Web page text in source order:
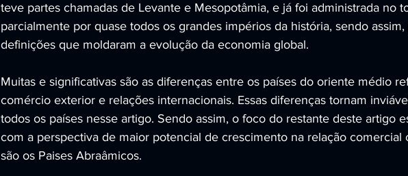
teve partes chamadas de Levante e Mesopotâmia, e já foi administrada no
parcialmente por quase todos os grandes impérios da história, sendo
definições que moldaram a evolução da economia global.
Muitas e significativas são as diferenças entre os países do oriente médio
comércio exterior e relações internacionais. Essas diferenças tornam
todos os países nesse artigo. Sendo assim, o foco do restante deste artigo
com a perspectiva de maior potencial de crescimento na relação comercial
são os Paises Abraâmicos.